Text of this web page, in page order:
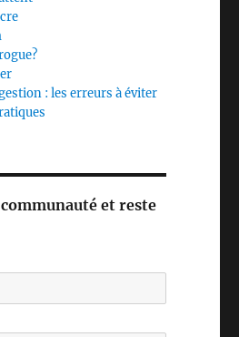
: les erreurs à éviter
et reste